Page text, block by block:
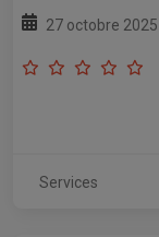
27 octobre 2025
Services